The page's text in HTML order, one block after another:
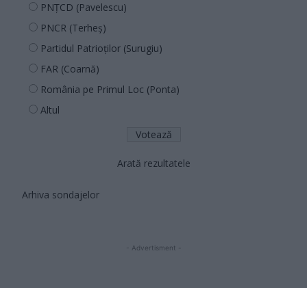
PNȚCD (Pavelescu)
PNCR (Terheș)
Partidul Patrioților (Surugiu)
FAR (Coarnă)
România pe Primul Loc (Ponta)
Altul
Arată rezultatele
Arhiva sondajelor
- Advertisment -